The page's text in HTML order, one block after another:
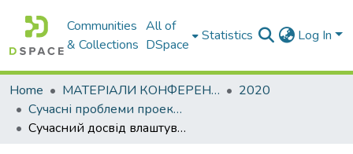
Communities
& Collections
All of
DSpace
Statistics Log In
Home МАТЕРІАЛИ КОНФЕРЕНЦІЙ
2020
Сучасні проблеми проектування, будівництва та експлуатації транспортних споруд
Сучасний досвід влаштування анкерного кріплення котлованів при будівництві транспортних об'єктів